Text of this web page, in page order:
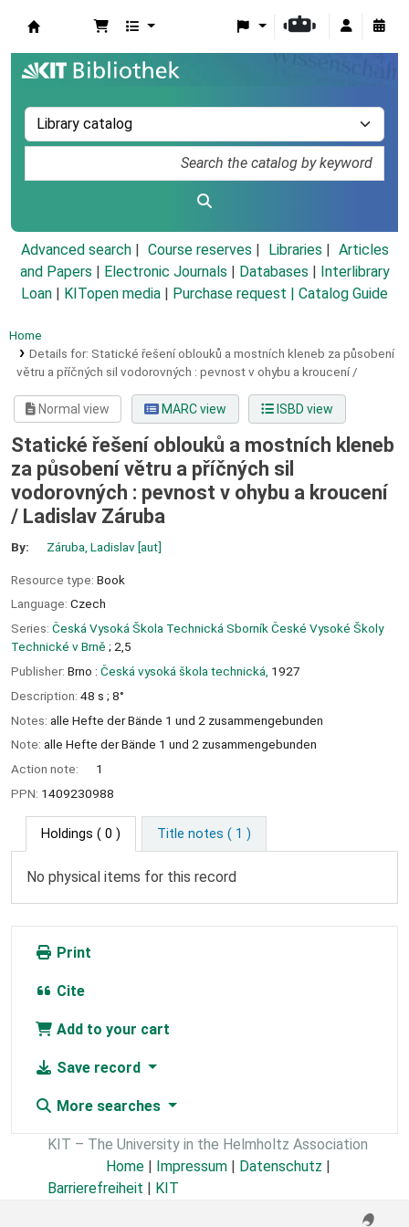
Advanced search Course reserves Libraries
Articles
and Papers
Electronic Journals Databases
Interlibrary
Loan
KITopen media Purchase request | Catalog Guide
Home
Details for: Statické řešení oblouků a mostních kleneb za působení
větru a příčných sil vodorovných : pevnost v ohybu a kroucení /
Normal view MARC view ISBD view
Statické řešení oblouků a mostních kleneb
za působení větru a příčných sil
vodorovných : pevnost v ohybu a kroucení
/ Ladislav Záruba
By: Záruba, Ladislav[aut]
Resource type: Book
Language: Czech
Series: Česká Vysoká Škola Technická Sborník České Vysoké Školy
Technické v Brně ; 2,5
Publisher: Brno : Česká vysoká škola technická, 1927
Description: 48 s ; 8°
Notes: alle Hefte der Bände 1 und 2 zusammengebunden
Note: alle Hefte der Bände 1 und 2 zusammengebunden
Action note:
1
PPN: 1409230988
Holdings ( 0 ) Title notes ( 1 )
No physical items for this record
Print
Cite
Add to your cart
Save record
More searches
KIT – The University in the Helmholtz Association
Home | Impressum | Datenschutz |
Barrierefreiheit | KIT